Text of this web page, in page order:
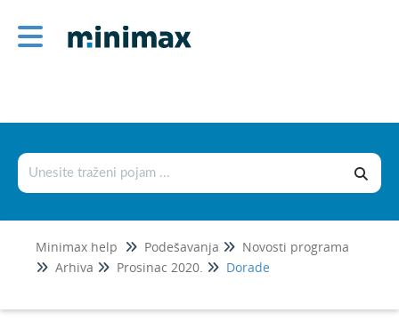
Minimax help Podešavanja
Novosti programa
Arhiva
Prosinac 2020. Dorade
Korisnici i njihova prava
Licence
Postavke organizacije
Šifrarnici
Uvoz i izvoz podataka